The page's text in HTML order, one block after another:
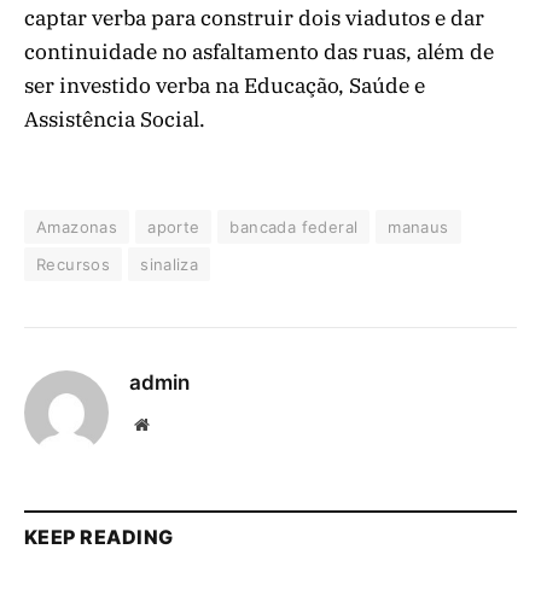
captar verba para construir dois viadutos e dar
continuidade no asfaltamento das ruas, além de
ser investido verba na Educação, Saúde e
Assistência Social.
Amazonas aporte bancada federal
manaus
Recursos
sinaliza
admin
Website
KEEP READING